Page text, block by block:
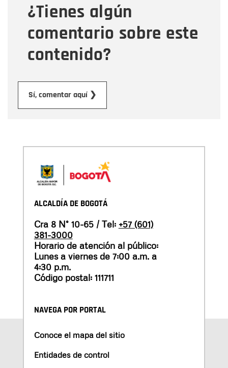
¿Tienes algún
comentario sobre este
contenido?
Sí, comentar aquí ❯
Mensaje
ALCALDÍA DE BOGOTÁ
Cra 8 N° 10-65 / Tel: +57 (601)
381-3000
Horario de atención al público:
Lunes a viernes de 7:00 a.m. a
4:30 p.m.
Código postal: 111711
NAVEGA POR PORTAL
Conoce el mapa del sitio
Entidades de control